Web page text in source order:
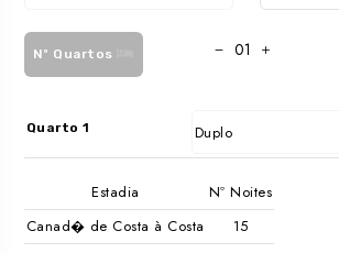
Nº Quartos
Quarto 1 Duplo
Estadia
Nº Noites
Canad� de Costa à Costa